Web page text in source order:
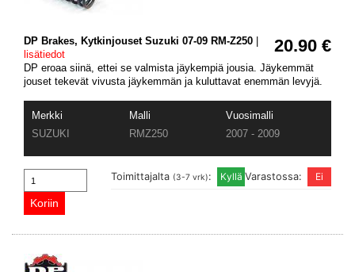
20.90 €
DP Brakes, Kytkinjouset Suzuki 07-09 RM-Z250
lisätiedot
DP eroaa siinä, ettei se valmista jäykempiä jousia. Jäykemmät
jouset tekevät vivusta jäykemmän ja kuluttavat enemmän levyjä.
Merkki Malli
Vuosimalli
SUZUKI
RMZ250 2007 - 2009
Varastossa:
Toimittajalta (3-7 vrk):